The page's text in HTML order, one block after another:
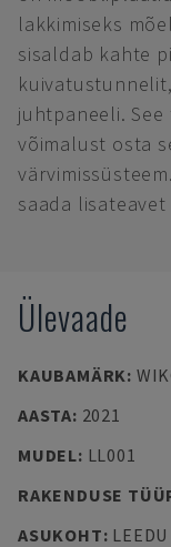
lakkimiseks
sisaldab kahte
juhtpaneeli.
võimalust osta
saada
Ülevaade
KAUBAMÄRK:
AASTA: 2021
MUDEL: LL001
RAKENDUSE
ASUKOHT: LEEDU